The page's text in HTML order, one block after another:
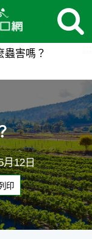
嗎？ -
蟲害嗎？
月12日
印